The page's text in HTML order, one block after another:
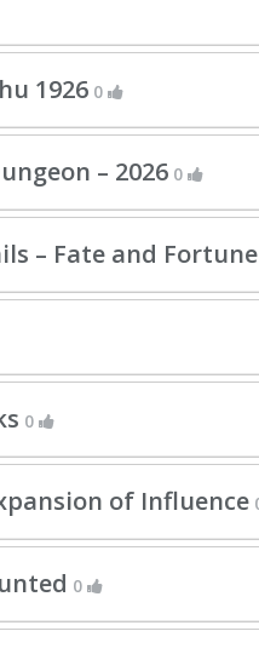
1926 0
– 2026 0
– Fate and Fortune
0
of Influence
0